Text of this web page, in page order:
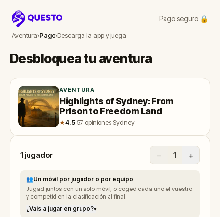
Questo
Pago seguro 🔒
Aventura›Pago›Descarga la app y juega
Desbloquea tu aventura
AVENTURA
Highlights of Sydney: From
Prison to Freedom Land
★4.5·57 opiniones·Sydney
1 jugador − 1 +
👥Un móvil por jugador o por equipo
Jugad juntos con un solo móvil, o coged cada uno el vuestro
y competid en la clasificación al final.
¿Vais a jugar en grupo?▾